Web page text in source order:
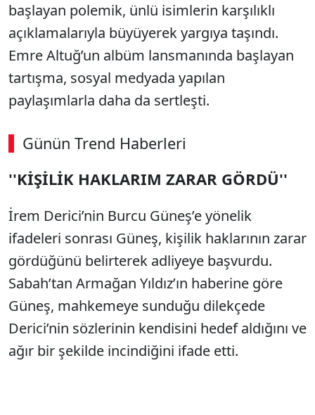
başlayan polemik, ünlü isimlerin karşılıklı
açıklamalarıyla büyüyerek yargıya taşındı.
Emre Altuğ’un albüm lansmanında başlayan
tartışma, sosyal medyada yapılan
paylaşımlarla daha da sertleşti.
Günün Trend Haberleri
''KİŞİLİK HAKLARIM ZARAR GÖRDÜ''
İrem Derici’nin Burcu Güneş’e yönelik
ifadeleri sonrası Güneş, kişilik haklarının zarar
gördüğünü belirterek adliyeye başvurdu.
Sabah’tan Armağan Yıldız’ın haberine göre
Güneş, mahkemeye sunduğu dilekçede
Derici’nin sözlerinin kendisini hedef aldığını ve
ağır bir şekilde incindiğini ifade etti.